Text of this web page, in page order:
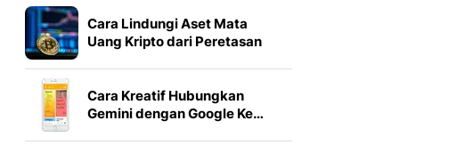
Cara Lindungi Aset Mata
Uang Kripto dari Peretasan
Cara Kreatif Hubungkan
Gemini dengan Google Ke…